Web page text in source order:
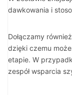
dawkowania i
Dołączamy
dzięki czemu
etapie. W
zespół wsparcia